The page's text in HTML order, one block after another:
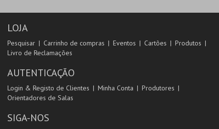
LOJA
Pesquisar Carrinho de compras Eventos Cartões
Produtos
Livro de Reclamações
AUTENTICAÇÃO
Login & Registo de Clientes Minha Conta
Produtores
Orientadores de Salas
SIGA-NOS